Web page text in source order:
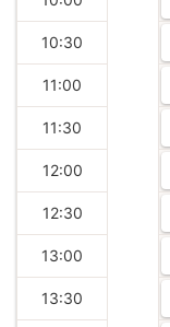
10:30
11:00
11:30
12:00
12:30
13:00
13:30